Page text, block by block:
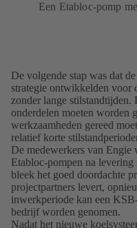
Een Etabloc-pomp
De volgende stap was dat
strategie ontwikkelden voor
zonder lange stilstandtijden.
onderdelen moeten worden
werkzaamheden gereed
relatief korte
De medewerkers van
Etabloc-pompen na
bleek het goed doordachte
projectpartners levert,
inwerkperiode kan een
bedrijf worden genomen.
Nadat het nieuwe